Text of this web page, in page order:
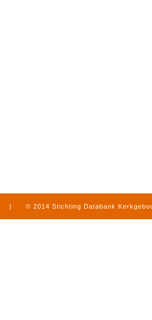
| © 2014 Stichting Databank